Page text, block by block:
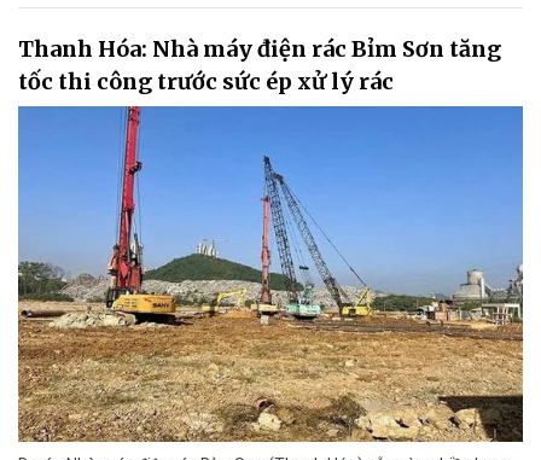
Thanh Hóa: Nhà máy điện rác Bỉm Sơn tăng
tốc thi công trước sức ép xử lý rác